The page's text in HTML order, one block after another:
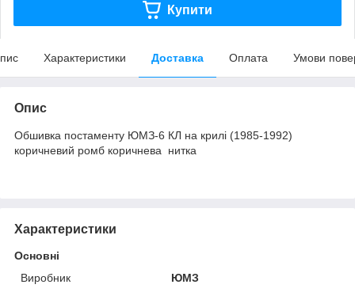
Купити
Характеристики Доставка Оплата Умови
Опис
Обшивка постаменту ЮМЗ-6 КЛ на крилі (1985-1992)
коричневий ромб коричнева нитка
Характеристики
Основні
Виробник
ЮМЗ